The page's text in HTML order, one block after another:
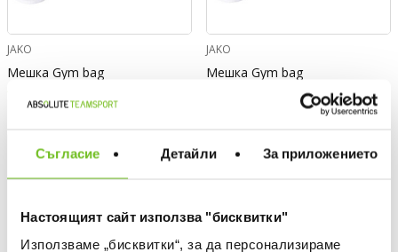
Съгласие Детайли За приложението
Настоящият сайт използва "бисквитки"
Използваме „бисквитки“, за да персонализираме
JAKO
Мешка Gym bag
JAKO
Мешка Gym bag
29,32 лв.
ONLINE
ONLINE